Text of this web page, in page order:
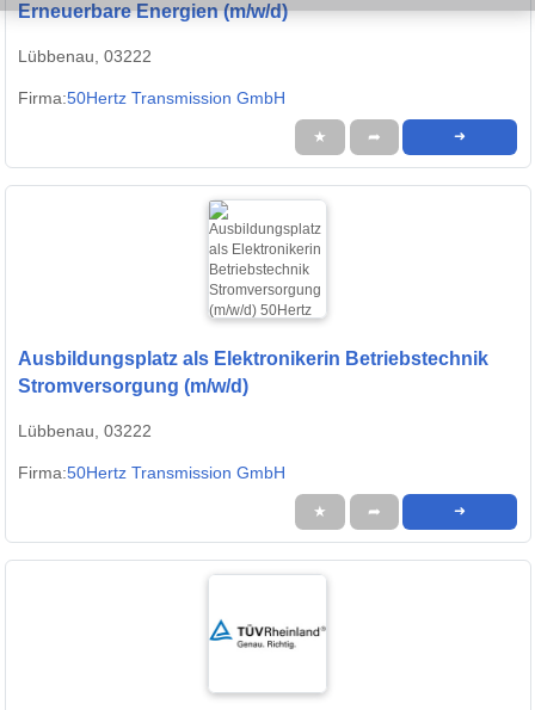
Erneuerbare Energien (m/w/d)
Lübbenau, 03222
Firma:50Hertz Transmission GmbH
★ ➦ ➜
Ausbildungsplatz als Elektronikerin Betriebstechnik
Stromversorgung (m/w/d)
Lübbenau, 03222
Firma:50Hertz Transmission GmbH
★ ➦ ➜